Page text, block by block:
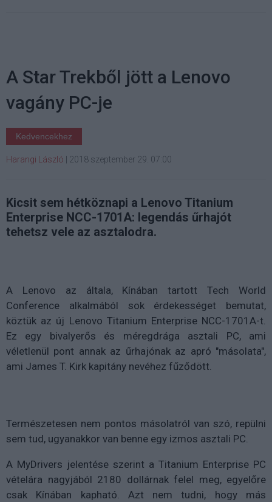
A Star Trekből jött a Lenovo
vagány PC-je
Kedvencekhez
Harangi László 2018 szeptember 29. 07:00
Kicsit sem hétköznapi a Lenovo Titanium
Enterprise NCC-1701A: legendás űrhajót
tehetsz vele az asztalodra.
A Lenovo az általa, Kínában tartott Tech World
Conference alkalmából sok érdekességet bemutat,
köztük az új Lenovo Titanium Enterprise NCC-1701A-t.
Ez egy bivalyerős és méregdrága asztali PC, ami
véletlenül pont annak az űrhajónak az apró "másolata",
ami James T. Kirk kapitány nevéhez fűződött.
Természetesen nem pontos másolatról van szó, repülni
sem tud, ugyanakkor van benne egy izmos asztali PC.
A MyDrivers jelentése szerint a Titanium Enterprise PC
vételára nagyjából 2180 dollárnak felel meg, egyelőre
csak Kínában kapható. Azt nem tudni, hogy más